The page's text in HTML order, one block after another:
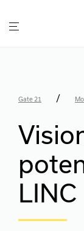
Gate 21 /
LINC